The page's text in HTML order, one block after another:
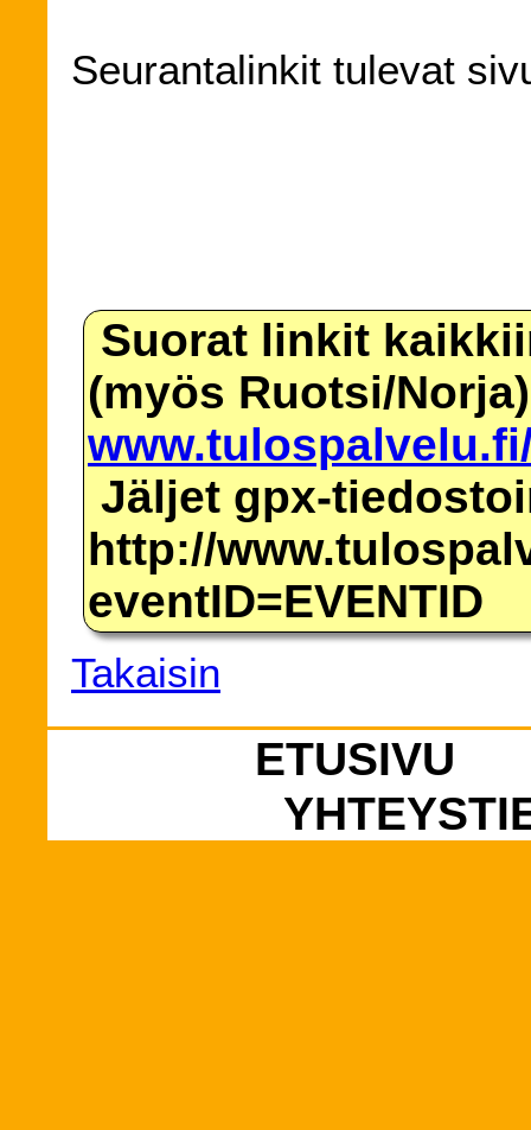
Seurantalinkit tulevat
Suorat linkit
(myös Ruotsi/Norja)
Jäljet gpx-
http://
eventID=EVENTID
Takaisin
ETUSIVU